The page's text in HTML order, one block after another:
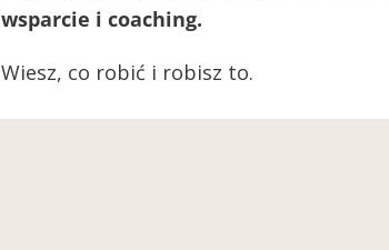
wsparcie i coaching.
Wiesz, co robić i robisz to.